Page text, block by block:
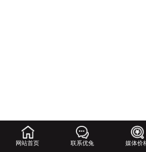
网站首页 联系优兔 媒体价